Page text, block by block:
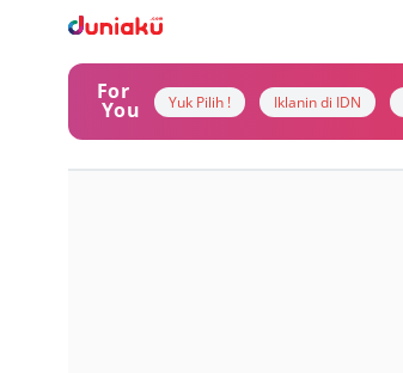
For
You Yuk Pilih ! Iklanin di IDN